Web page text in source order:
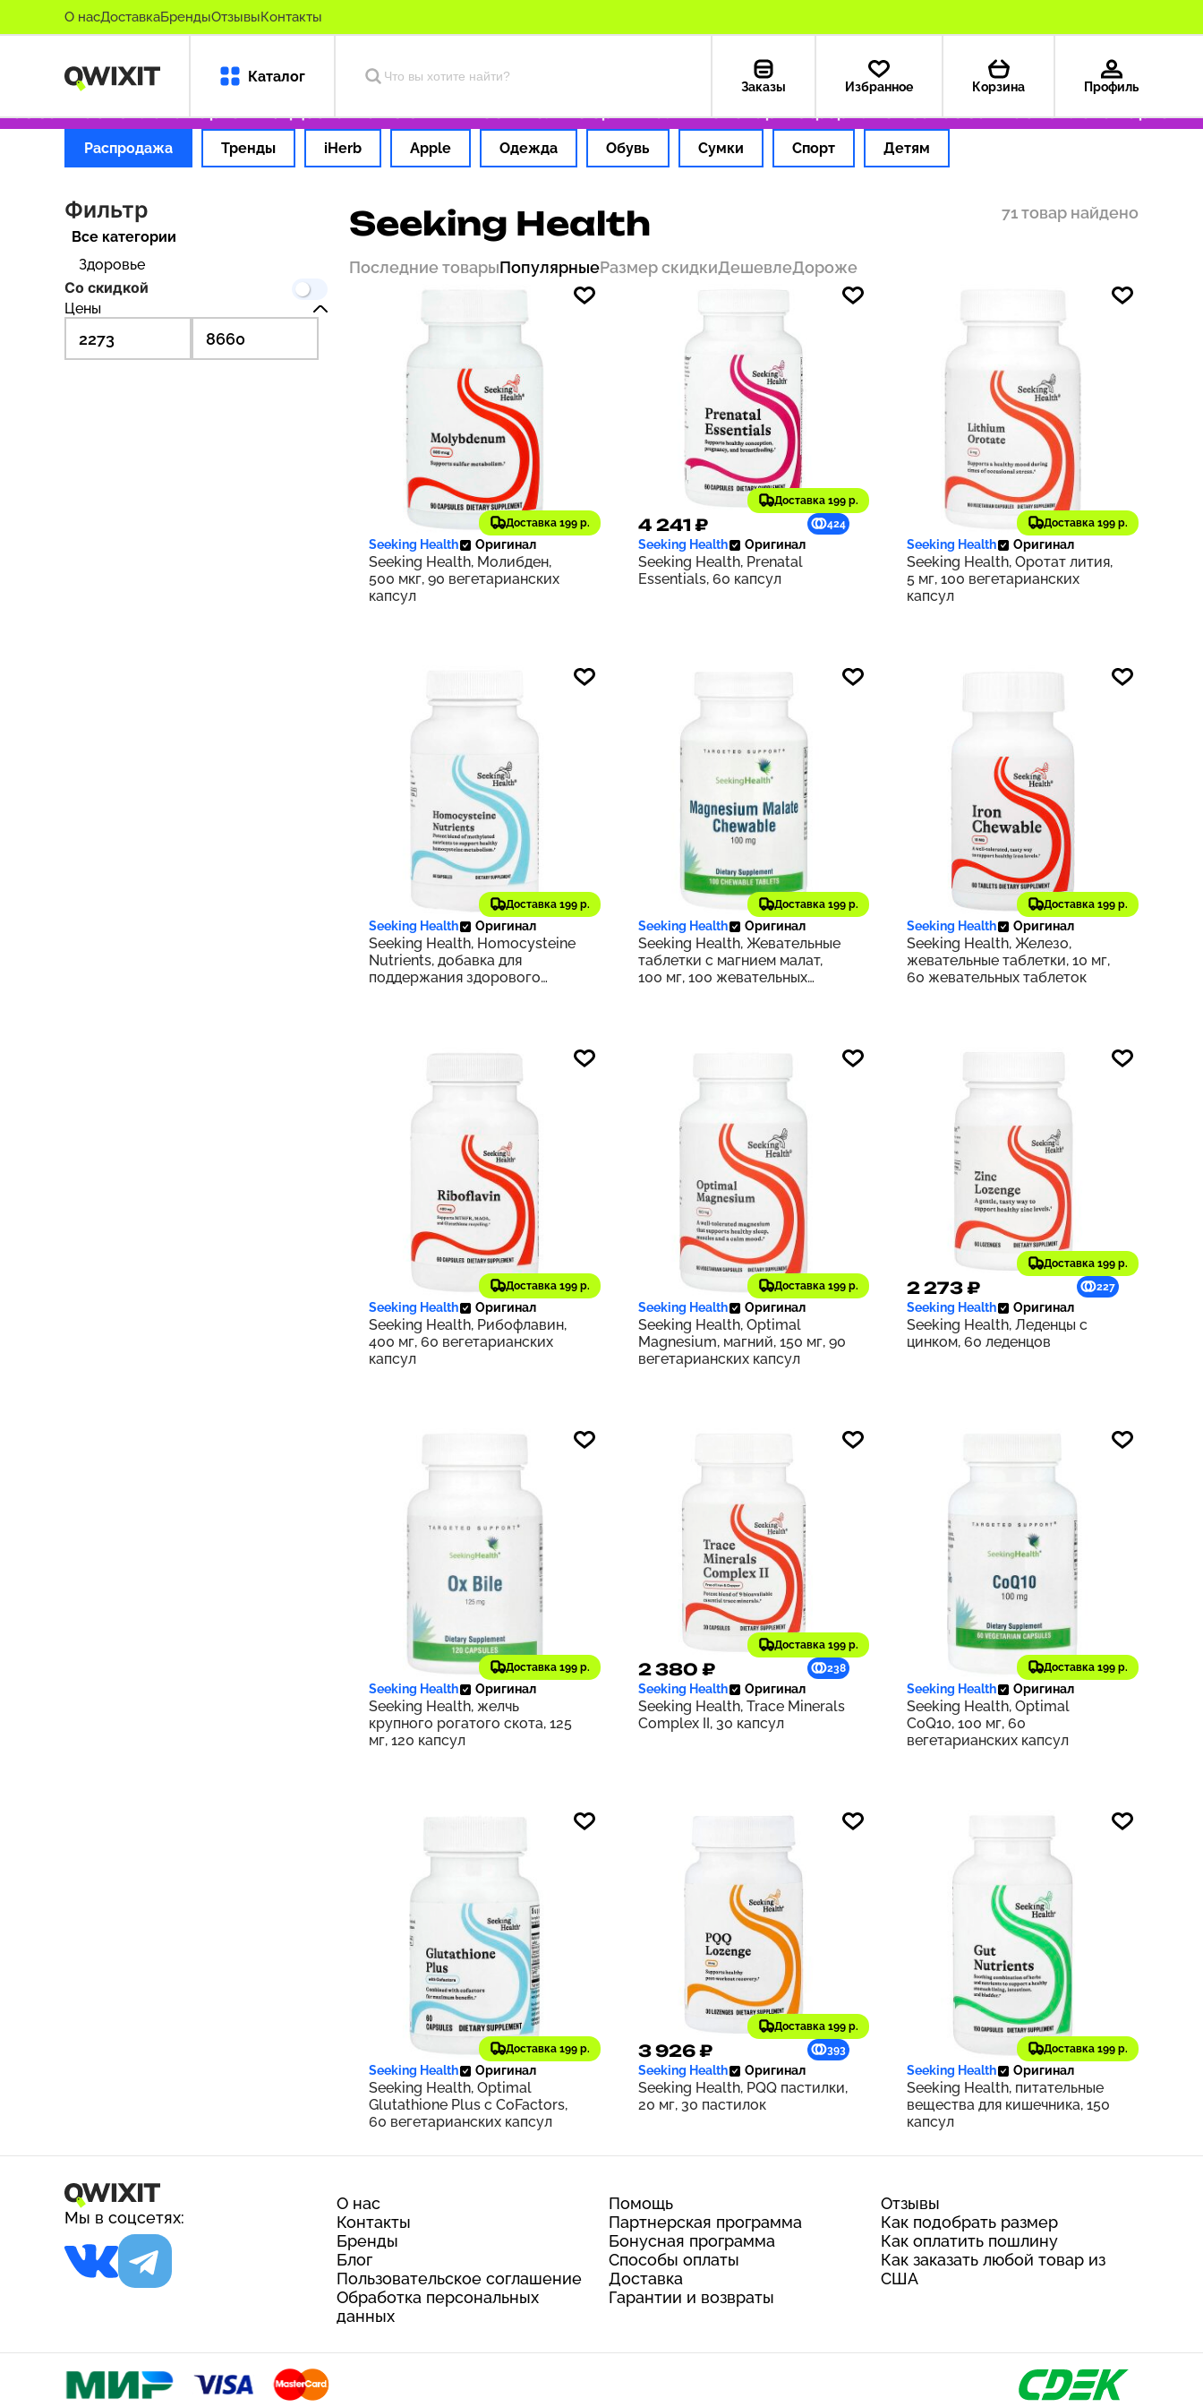
О насДоставкаБрендыОтзывыКонтакты
Каталог
Заказы Избранное Корзина Профиль
1 час Оплата картой РФ Доставка из США — 199 ₽ Только оригинальные товары Оформляем заказ за 1 час Оплата картой РФ
Распродажа Тренды iHerb Apple Одежда Обувь Сумки Спорт Детям
Фильтр
Все категории
Здоровье
Со скидкой
Цены
Seeking Health 71 товар найдено
Последние товарыПопулярныеРазмер скидкиДешевлеДороже
Доставка 199 р.
2 273 ₽ 227
Seeking Health Оригинал
Seeking Health, Молибден,
500 мкг, 90 вегетарианских
капсул
Доставка 199 р.
4 241 ₽ 424
Seeking Health Оригинал
Seeking Health, Prenatal
Essentials, 60 капсул
Доставка 199 р.
2 700 ₽ 270
Seeking Health Оригинал
Seeking Health, Оротат лития,
5 мг, 100 вегетарианских
капсул
Доставка 199 р.
4 136 ₽ 414
Seeking Health Оригинал
Seeking Health, Homocysteine
Nutrients, добавка для
поддержания здорового
Доставка 199 р.
270
Seeking Health Оригинал
Seeking Health, Жевательные
таблетки с магнием малат,
100 мг, 100 жевательных
Доставка 199 р.
2 380 ₽ 238
Seeking Health Оригинал
Seeking Health, Железо,
жевательные таблетки, 10 мг,
60 жевательных таблеток
Доставка 199 р.
2 914 ₽ 291
Seeking Health Оригинал
Seeking Health, Рибофлавин,
400 мг, 60 вегетарианских
капсул
Доставка 199 р.
2 593 ₽ 259
Seeking Health Оригинал
Seeking Health, Optimal
Magnesium, магний, 150 мг, 90
вегетарианских капсул
Доставка 199 р.
2 273 ₽ 227
Seeking Health Оригинал
Seeking Health, Леденцы с
цинком, 60 леденцов
Доставка 199 р.
2 380 ₽ 238
Seeking Health Оригинал
Seeking Health, желчь
крупного рогатого скота, 125
мг, 120 капсул
Доставка 199 р.
2 380 ₽ 238
Seeking Health Оригинал
Seeking Health, Trace Minerals
Complex II, 30 капсул
Доставка 199 р.
645
Seeking Health Оригинал
Seeking Health, Optimal
CoQ10, 100 мг, 60
вегетарианских капсул
Доставка 199 р.
7 082 ₽ 708
Seeking Health Оригинал
Seeking Health, Optimal
Glutathione Plus с CoFactors,
60 вегетарианских капсул
Доставка 199 р.
3 926 ₽ 393
Seeking Health Оригинал
Seeking Health, PQQ пастилки,
20 мг, 30 пастилок
Доставка 199 р.
5 504 ₽ 550
Seeking Health Оригинал
Seeking Health, питательные
вещества для кишечника, 150
капсул
Мы в соцсетях:
О нас
Контакты
Бренды
Блог
Пользовательское соглашение
Обработка персональных
данных
Помощь
Партнерская программа
Бонусная программа
Способы оплаты
Доставка
Гарантии и возвраты
Отзывы
Как подобрать размер
Как оплатить пошлину
Как заказать любой товар из
США